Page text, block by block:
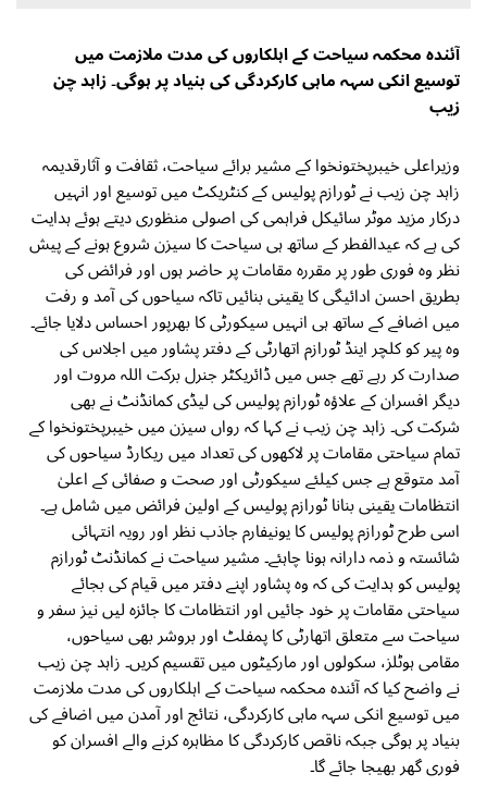
آئندہ محکمہ سیاحت کے اہلکاروں کی مدت ملازمت میں
توسیع انکی سہہ ماہی کارکردگی کی بنیاد پر ہوگی۔ زاہد چن
زیب
وزیراعلی خیبرپختونخوا کے مشیر برائے سیاحت، ثقافت و آثارقدیمہ
زاہد چن زیب نے ٹورازم پولیس کے کنٹریکٹ میں توسیع اور انہیں
درکار مزید موٹر سائیکل فراہمی کی اصولی منظوری دیتے ہوئے ہدایت
کی ہے کہ عیدالفطر کے ساتھ ہی سیاحت کا سیزن شروع ہونے کے پیش
نظر وہ فوری طور پر مقررہ مقامات پر حاضر ہوں اور فرائض کی
بطریق احسن ادائیگی کا یقینی بنائیں تاکہ سیاحوں کی آمد و رفت
میں اضافے کے ساتھ ہی انہیں سیکورٹی کا بھرپور احساس دلایا جائے۔
وہ پیر کو کلچر اینڈ ٹورازم اتھارٹی کے دفتر پشاور میں اجلاس کی
صدارت کر رہے تھے جس میں ڈائریکٹر جنرل برکت اللہ مروت اور
دیگر افسران کے علاؤہ ٹورازم پولیس کی لیڈی کمانڈنٹ نے بھی
شرکت کی۔ زاہد چن زیب نے کہا کہ رواں سیزن میں خیبرپختونخوا کے
تمام سیاحتی مقامات پر لاکھوں کی تعداد میں ریکارڈ سیاحوں کی
آمد متوقع ہے جس کیلئے سیکورٹی اور صحت و صفائی کے اعلیٰ
انتظامات یقینی بنانا ٹورازم پولیس کے اولین فرائض میں شامل ہے۔
اسی طرح ٹورازم پولیس کا یونیفارم جاذب نظر اور رویہ انتہائی
شائستہ و ذمہ دارانہ ہونا چاہئے۔ مشیر سیاحت نے کمانڈنٹ ٹورازم
پولیس کو ہدایت کی کہ وہ پشاور اپنے دفتر میں قیام کی بجائے
سیاحتی مقامات پر خود جائیں اور انتظامات کا جائزہ لیں نیز سفر و
سیاحت سے متعلق اتھارٹی کا پمفلٹ اور بروشر بھی سیاحوں،
مقامی ہوٹلز، سکولوں اور مارکیٹوں میں تقسیم کریں۔ زاہد چن زیب
نے واضح کیا کہ آئندہ محکمہ سیاحت کے اہلکاروں کی مدت ملازمت
میں توسیع انکی سہہ ماہی کارکردگی، نتائج اور آمدن میں اضافے کی
بنیاد پر ہوگی جبکہ ناقص کارکردگی کا مظاہرہ کرنے والے افسران کو
فوری گھر بھیجا جائے گا۔